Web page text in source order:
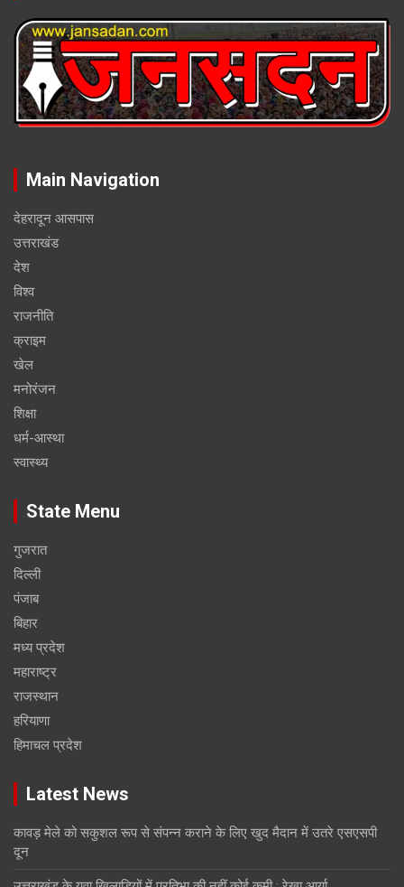
Main Navigation
देहरादून आसपास
उत्तराखंड
देश
विश्व
राजनीति
क्राइम
खेल
मनोरंजन
शिक्षा
धर्म-आस्था
स्वास्थ्य
State Menu
गुजरात
दिल्ली
पंजाब
बिहार
मध्य प्रदेश
महाराष्ट्र
राजस्थान
हरियाणा
हिमाचल प्रदेश
Latest News
कावड़ मेले को सकुशल रूप से संपन्न कराने के लिए खुद मैदान में उतरे एसएसपी
दून